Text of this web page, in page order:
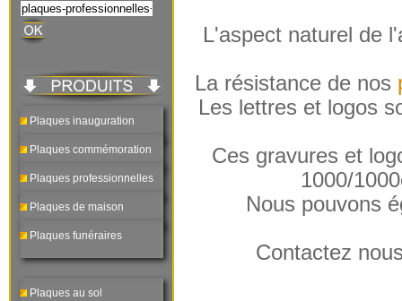
Plaques inauguration
Plaques commémoration
Plaques professionnelles
Plaques de maison
Plaques funéraires
Plaques au sol
L'aspect naturel de
La résistance de nos
Les lettres et logos
Ces gravures et
1000/
Nous pouvons
Contactez